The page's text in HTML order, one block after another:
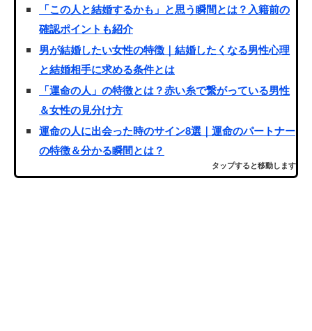
「この人と結婚するかも」と思う瞬間とは？入籍前の
確認ポイントも紹介
男が結婚したい女性の特徴｜結婚したくなる男性心理
と結婚相手に求める条件とは
「運命の人」の特徴とは？赤い糸で繋がっている男性
＆女性の見分け方
運命の人に出会った時のサイン8選｜運命のパートナー
の特徴＆分かる瞬間とは？
タップすると移動します